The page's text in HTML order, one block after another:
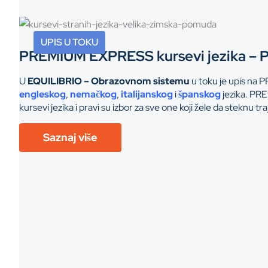
UPIS U TOKU
PREMIUM EXPRESS kursevi jezika –
UEQUILIBRIO – Obrazovnom sistemu u toku je upis na
engleskog,nemačkog,italijanskogišpanskogjezika.
kursevi jezika i pravi su izbor za sve one koji žele da steknu
Saznaj više